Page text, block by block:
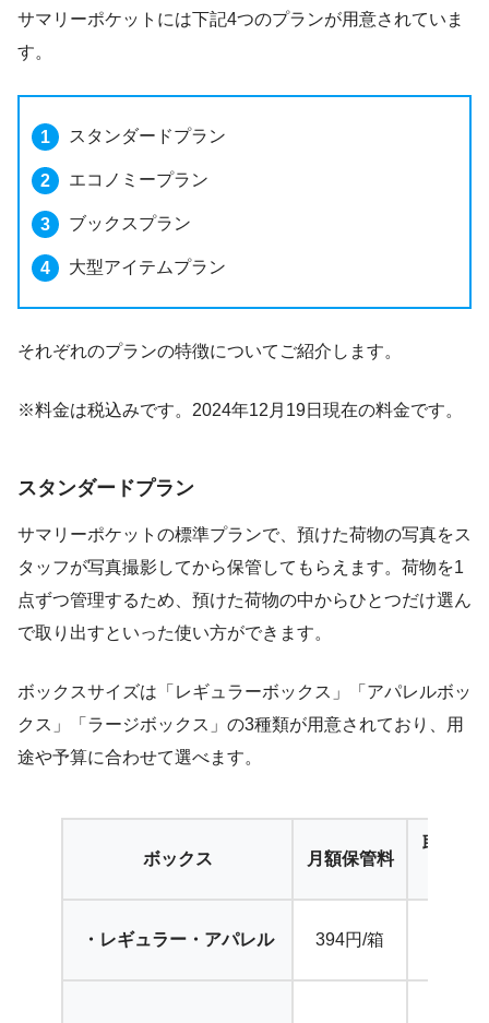
サマリーポケットには下記4つのプランが用意されていま
す。
スタンダードプラン
エコノミープラン
ブックスプラン
大型アイテムプラン
それぞれのプランの特徴についてご紹介します。
※料金は税込みです。2024年12月19日現在の料金です。
スタンダードプラン
サマリーポケットの標準プランで、預けた荷物の写真をス
タッフが写真撮影してから保管してもらえます。荷物を1
点ずつ管理するため、預けた荷物の中からひとつだけ選ん
で取り出すといった使い方ができます。
ボックスサイズは「レギュラーボックス」「アパレルボッ
クス」「ラージボックス」の3種類が用意されており、用
途や予算に合わせて選べます。
ボックス 月額保管料
取り出
・レギュラー・アパレル 394円/箱